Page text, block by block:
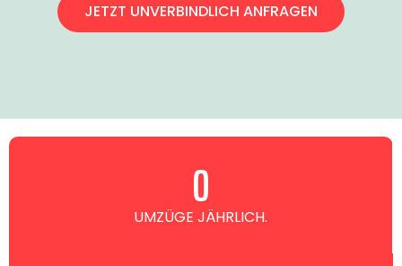
JETZT UNVERBINDLICH ANFRAGEN
UMZÜGE JÄHRLICH.
0